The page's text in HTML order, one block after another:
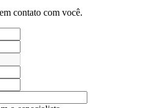
contato com você.